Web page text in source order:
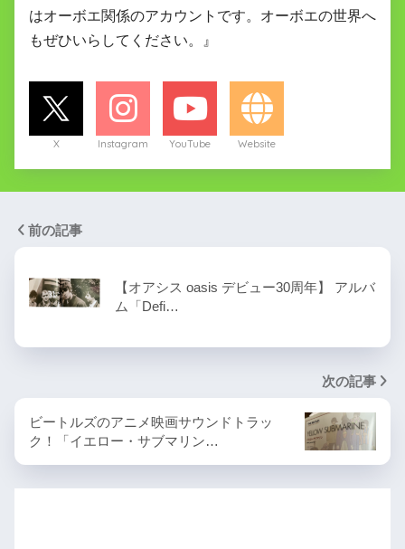
はオーボエ関係のアカウントです。オーボエの世界へ
もぜひいらしてください。』
X Instagram YouTube Website
前の記事
【オアシス oasis デビュー30周年】 アルバ
ム「Defi…
次の記事
ビートルズのアニメ映画サウンドトラッ
ク！「イエロー・サブマリン…